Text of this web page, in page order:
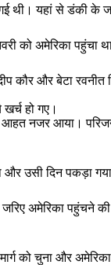
गई थी। यहां से डंकी के
को अमेरिका पहुंचा
कौर और बेटा रवनीत
हो गए।
आहत नजर आया।
और उसी दिन पकड़ा
जरिए अमेरिका
को चुना और